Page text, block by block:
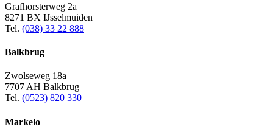
Grafhorsterweg 2a
8271 BX IJsselmuiden
Tel. (038) 33 22 888
Balkbrug
Zwolseweg 18a
7707 AH Balkbrug
Tel. (0523) 820 330
Markelo